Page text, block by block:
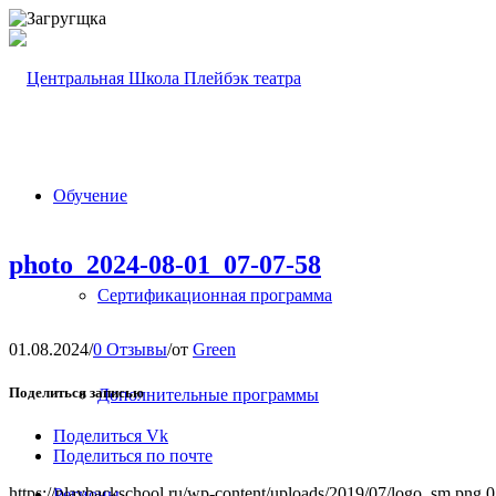
Обучение
Сертификационная программа
Дополнительные программы
photo_2024-08-01_07-07-58
01.08.2024/0 Отзывы/от Green
Поделиться записью
Поделиться Vk
Поделиться по почте